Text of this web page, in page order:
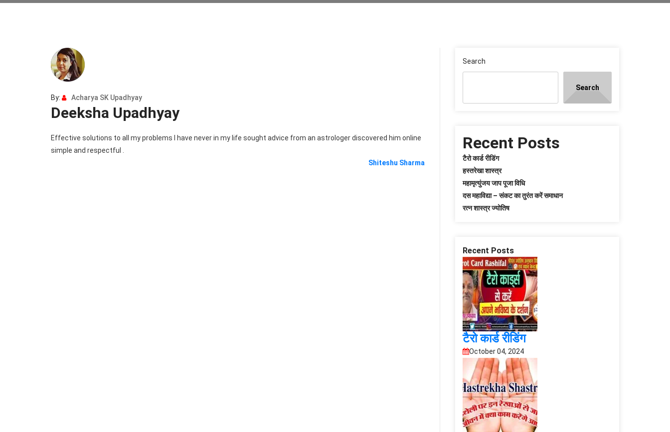
By: Acharya SK Upadhyay
Deeksha Upadhyay
Effective solutions to all my problems I have never in my life sought advice from an astrologer discovered him online
simple and respectful .
Shiteshu Sharma
Search
Search
Recent Posts
टैरो कार्ड रीडिंग
हस्तरेखा शास्त्र
महामृत्युंजय जाप पूजा विधि
दस महाविद्या – संकट का तुरंत करें समाधान
रत्न शास्त्र ज्योतिष
Recent Posts
टैरो कार्ड रीडिंग
October 04, 2024